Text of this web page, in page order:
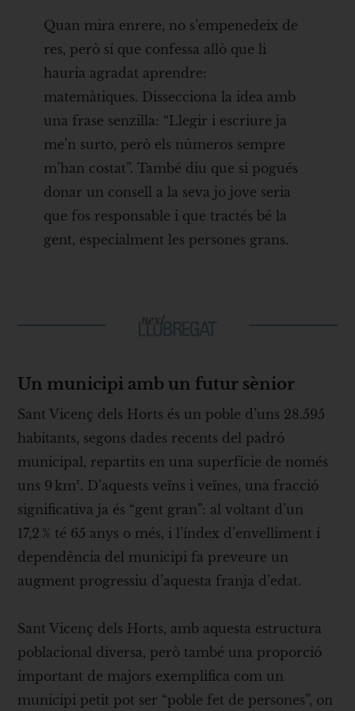
Quan mira enrere, no s’empenedeix de
res, però sí que confessa allò que li
hauria agradat aprendre:
matemàtiques. Dissecciona la idea amb
una frase senzilla: “Llegir i escriure ja
me’n surto, però els números sempre
m’han costat”. També diu que si pogués
donar un consell a la seva jo jove seria
que fos responsable i que tractés bé la
gent, especialment les persones grans.
Un municipi amb un futur sènior
Sant Vicenç dels Horts és un poble d’uns 28.595
habitants, segons dades recents del padró
municipal, repartits en una superfície de només
uns 9 km². D’aquests veïns i veïnes, una fracció
significativa ja és “gent gran”: al voltant d’un
17,2 % té 65 anys o més, i l’índex d’envelliment i
dependència del municipi fa preveure un
augment progressiu d’aquesta franja d’edat.
Sant Vicenç dels Horts, amb aquesta estructura
poblacional diversa, però també una proporció
important de majors exemplifica com un
municipi petit pot ser “poble fet de persones”, on